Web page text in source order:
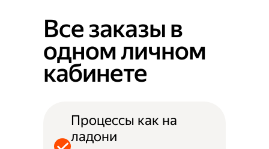
Все заказы в
одном личном
кабинете
Процессы как на
ладони